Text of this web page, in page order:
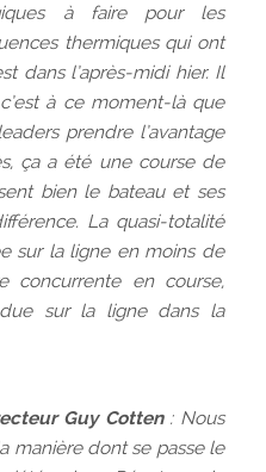
à faire pour les
thermiques qui ont
dans l’après-midi hier. Il
à ce moment-là que
prendre l’avantage
ça a été une course de
bien le bateau et ses
La quasi-totalité
sur la ligne en moins de
concurrente en course,
sur la ligne dans la
Guy Cotten : Nous
manière dont se passe le